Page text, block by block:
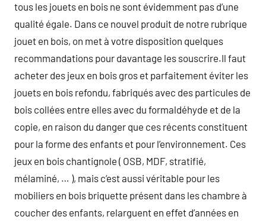
tous les jouets en bois ne sont évidemment pas d’une
qualité égale. Dans ce nouvel produit de notre rubrique
jouet en bois, on met à votre disposition quelques
recommandations pour davantage les souscrire.Il faut
acheter des jeux en bois gros et parfaitement éviter les
jouets en bois refondu, fabriqués avec des particules de
bois collées entre elles avec du formaldéhyde et de la
copie, en raison du danger que ces récents constituent
pour la forme des enfants et pour l’environnement. Ces
jeux en bois chantignole ( OSB, MDF, stratifié,
mélaminé, … ), mais c’est aussi véritable pour les
mobiliers en bois briquette présent dans les chambre à
coucher des enfants, relarguent en effet d’années en